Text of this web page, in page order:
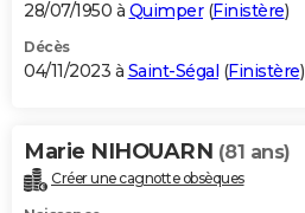
28/07/1950 à Quimper(Finistère)
Décès
04/11/2023 à Saint-Ségal (Finistère)
Marie NIHOUARN (81 ans)
Créer une cagnotte obsèques